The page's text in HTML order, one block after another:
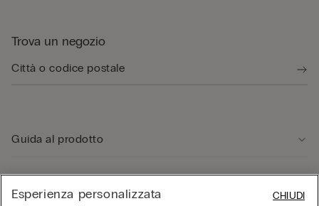
Trova un negozio
Guida al prodotto
Esperienza personalizzata CHIUDI